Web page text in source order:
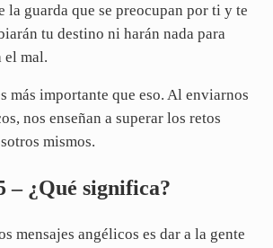
la guarda que se preocupan por ti y te
tu destino ni harán nada para
el mal.
más importante que eso. Al enviarnos
nos enseñan a superar los retos
mismos.
– ¿Qué significa?
mensajes angélicos es dar a la gente